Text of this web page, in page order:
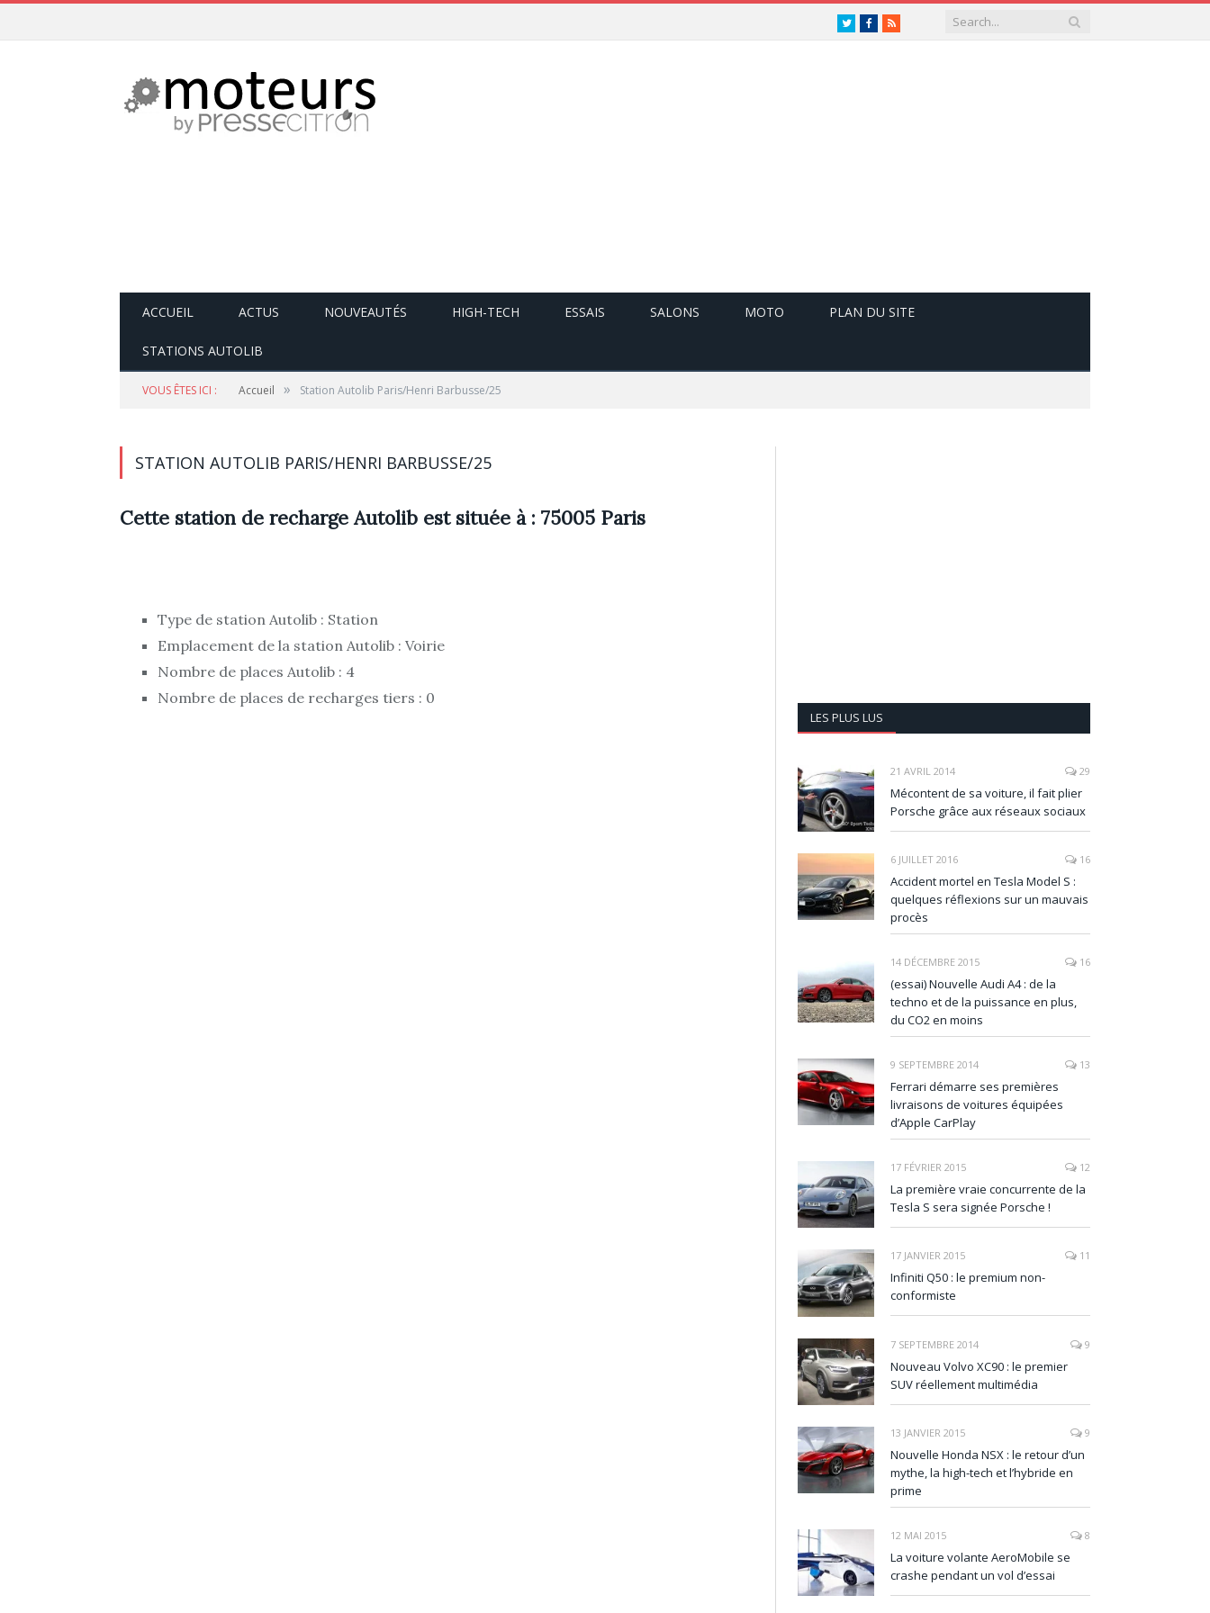
TwitterFacebook
RSS
ACCUEIL ACTUS NOUVEAUTÉS HIGH-TECH ESSAIS SALONS MOTO PLAN DU SITE
STATIONS AUTOLIB
VOUS ÊTES ICI : Accueil » Station Autolib Paris/Henri Barbusse/25
STATION AUTOLIB PARIS/HENRI BARBUSSE/25
Cette station de recharge Autolib est située à : 75005 Paris
Type de station Autolib : Station
Emplacement de la station Autolib : Voirie
Nombre de places Autolib : 4
Nombre de places de recharges tiers : 0
LES PLUS LUS
21 AVRIL 2014 29
Mécontent de sa voiture, il fait plier
Porsche grâce aux réseaux sociaux
6 JUILLET 2016 16
Accident mortel en Tesla Model S :
quelques réflexions sur un mauvais
procès
14 DÉCEMBRE 2015 16
(essai) Nouvelle Audi A4 : de la
techno et de la puissance en plus,
du CO2 en moins
9 SEPTEMBRE 2014 13
Ferrari démarre ses premières
livraisons de voitures équipées
d’Apple CarPlay
17 FÉVRIER 2015 12
La première vraie concurrente de la
Tesla S sera signée Porsche !
17 JANVIER 2015 11
Infiniti Q50 : le premium non-
conformiste
7 SEPTEMBRE 2014 9
Nouveau Volvo XC90 : le premier
SUV réellement multimédia
13 JANVIER 2015 9
Nouvelle Honda NSX : le retour d’un
mythe, la high-tech et l’hybride en
prime
12 MAI 2015 8
La voiture volante AeroMobile se
crashe pendant un vol d’essai